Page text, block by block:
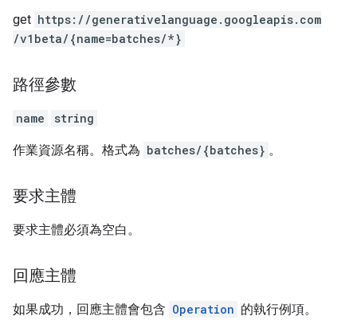
get https: / /generativelanguage.googleapis.com
/v1beta/{name=batches/*}
路徑參數
name string
作業資源名稱。格式為 batches/{batches} 。
要求主體
要求主體必須為空白。
回應主體
如果成功，回應主體會包含 Operation 的執行例項。